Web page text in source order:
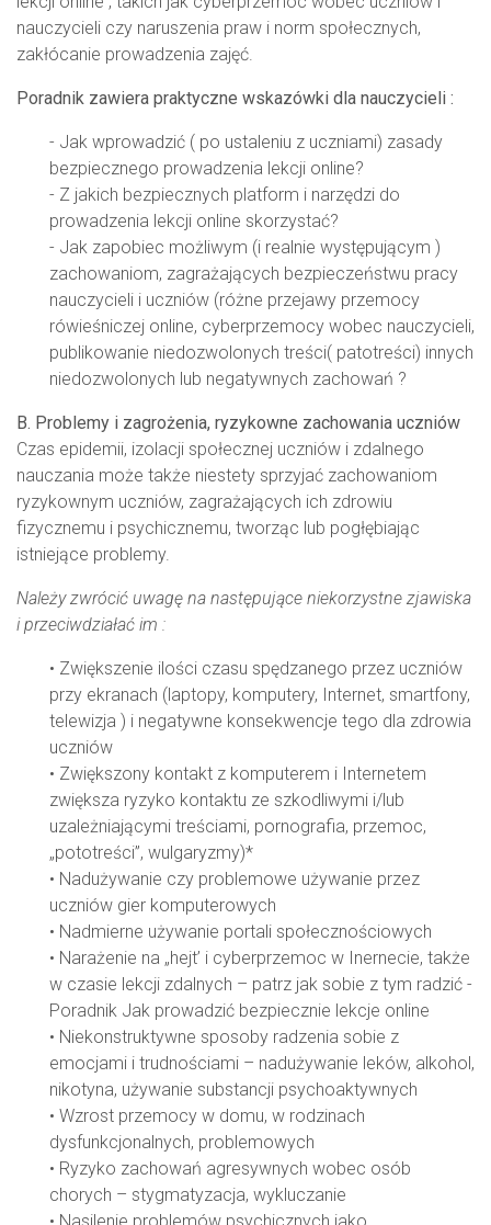
nauczycieli czy naruszenia praw i norm społecznych,
zakłócanie prowadzenia zajęć.
Poradnik zawiera praktyczne wskazówki dla nauczycieli :
- Jak wprowadzić ( po ustaleniu z uczniami) zasady
bezpiecznego prowadzenia lekcji online?
- Z jakich bezpiecznych platform i narzędzi do
prowadzenia lekcji online skorzystać?
- Jak zapobiec możliwym (i realnie występującym )
zachowaniom, zagrażających bezpieczeństwu pracy
nauczycieli i uczniów (różne przejawy przemocy
rówieśniczej online, cyberprzemocy wobec nauczycieli,
publikowanie niedozwolonych treści( patotreści) innych
niedozwolonych lub negatywnych zachowań ?
B. Problemy i zagrożenia, ryzykowne zachowania uczniów
Czas epidemii, izolacji społecznej uczniów i zdalnego
nauczania może także niestety sprzyjać zachowaniom
ryzykownym uczniów, zagrażających ich zdrowiu
fizycznemu i psychicznemu, tworząc lub pogłębiając
istniejące problemy.
Należy zwrócić uwagę na następujące niekorzystne zjawiska
i przeciwdziałać im :
• Zwiększenie ilości czasu spędzanego przez uczniów
przy ekranach (laptopy, komputery, Internet, smartfony,
telewizja ) i negatywne konsekwencje tego dla zdrowia
uczniów
• Zwiększony kontakt z komputerem i Internetem
zwiększa ryzyko kontaktu ze szkodliwymi i/lub
uzależniającymi treściami, pornografia, przemoc,
„pototreści”, wulgaryzmy)*
• Nadużywanie czy problemowe używanie przez
uczniów gier komputerowych
• Nadmierne używanie portali społecznościowych
• Narażenie na „hejt’ i cyberprzemoc w Inernecie, także
w czasie lekcji zdalnych – patrz jak sobie z tym radzić -
Poradnik Jak prowadzić bezpiecznie lekcje online
• Niekonstruktywne sposoby radzenia sobie z
emocjami i trudnościami – nadużywanie leków, alkohol,
nikotyna, używanie substancji psychoaktywnych
• Wzrost przemocy w domu, w rodzinach
dysfunkcjonalnych, problemowych
• Ryzyko zachowań agresywnych wobec osób
chorych – stygmatyzacja, wykluczanie